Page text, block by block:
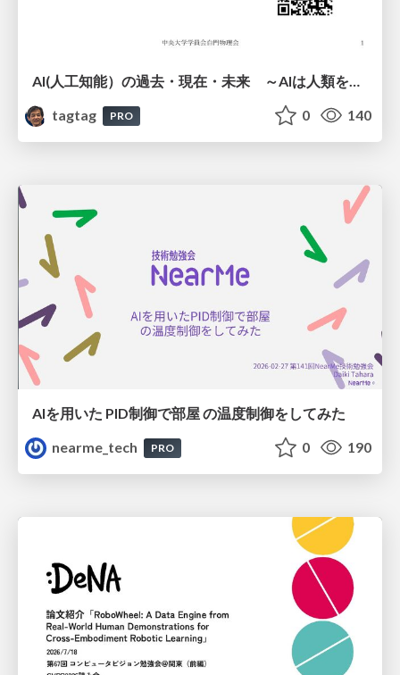
tagtag
PRO 0 140
AIを用いた PID制御で部屋 の温度制御をしてみた
nearme_tech
PRO 0 190